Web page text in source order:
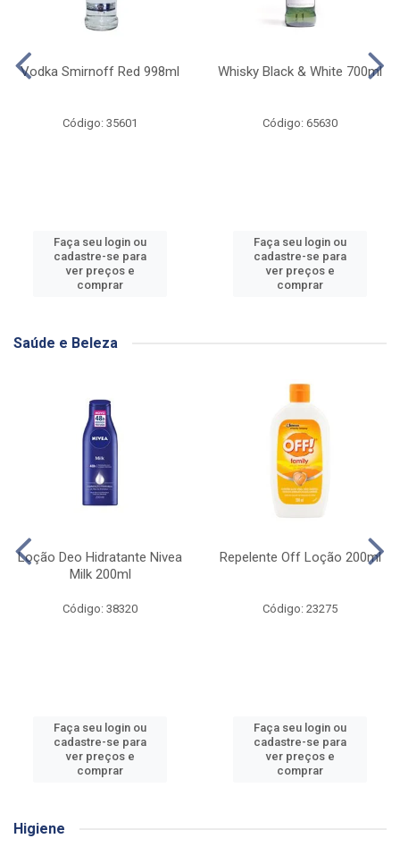
Vodka Smirnoff Red 998ml
Código: 35601
Faça seu login ou
cadastre-se para
ver preços e
comprar
Whisky Black & White 700ml
Código: 65630
Faça seu login ou
cadastre-se para
ver preços e
comprar
Saúde e Beleza
Loção Deo Hidratante Nivea
Milk 200ml
Código: 38320
Faça seu login ou
cadastre-se para
ver preços e
comprar
Repelente Off Loção 200ml
Código: 23275
Faça seu login ou
cadastre-se para
ver preços e
comprar
Higiene